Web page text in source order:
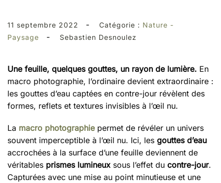
11 septembre 2022 - Catégorie : Nature -
Paysage
- Sebastien Desnoulez
Une feuille, quelques gouttes, un rayon de lumière. En
macro photographie, l’ordinaire devient extraordinaire :
les gouttes d’eau captées en contre-jour révèlent des
formes, reflets et textures invisibles à l’œil nu.
La macro photographiepermet de révéler un univers
souvent imperceptible à l’œil nu. Ici, les gouttes d’eau
accrochées à la surface d’une feuille deviennent de
véritables prismes lumineux sous l’effet du contre-jour.
Capturées avec une mise au point minutieuse et une